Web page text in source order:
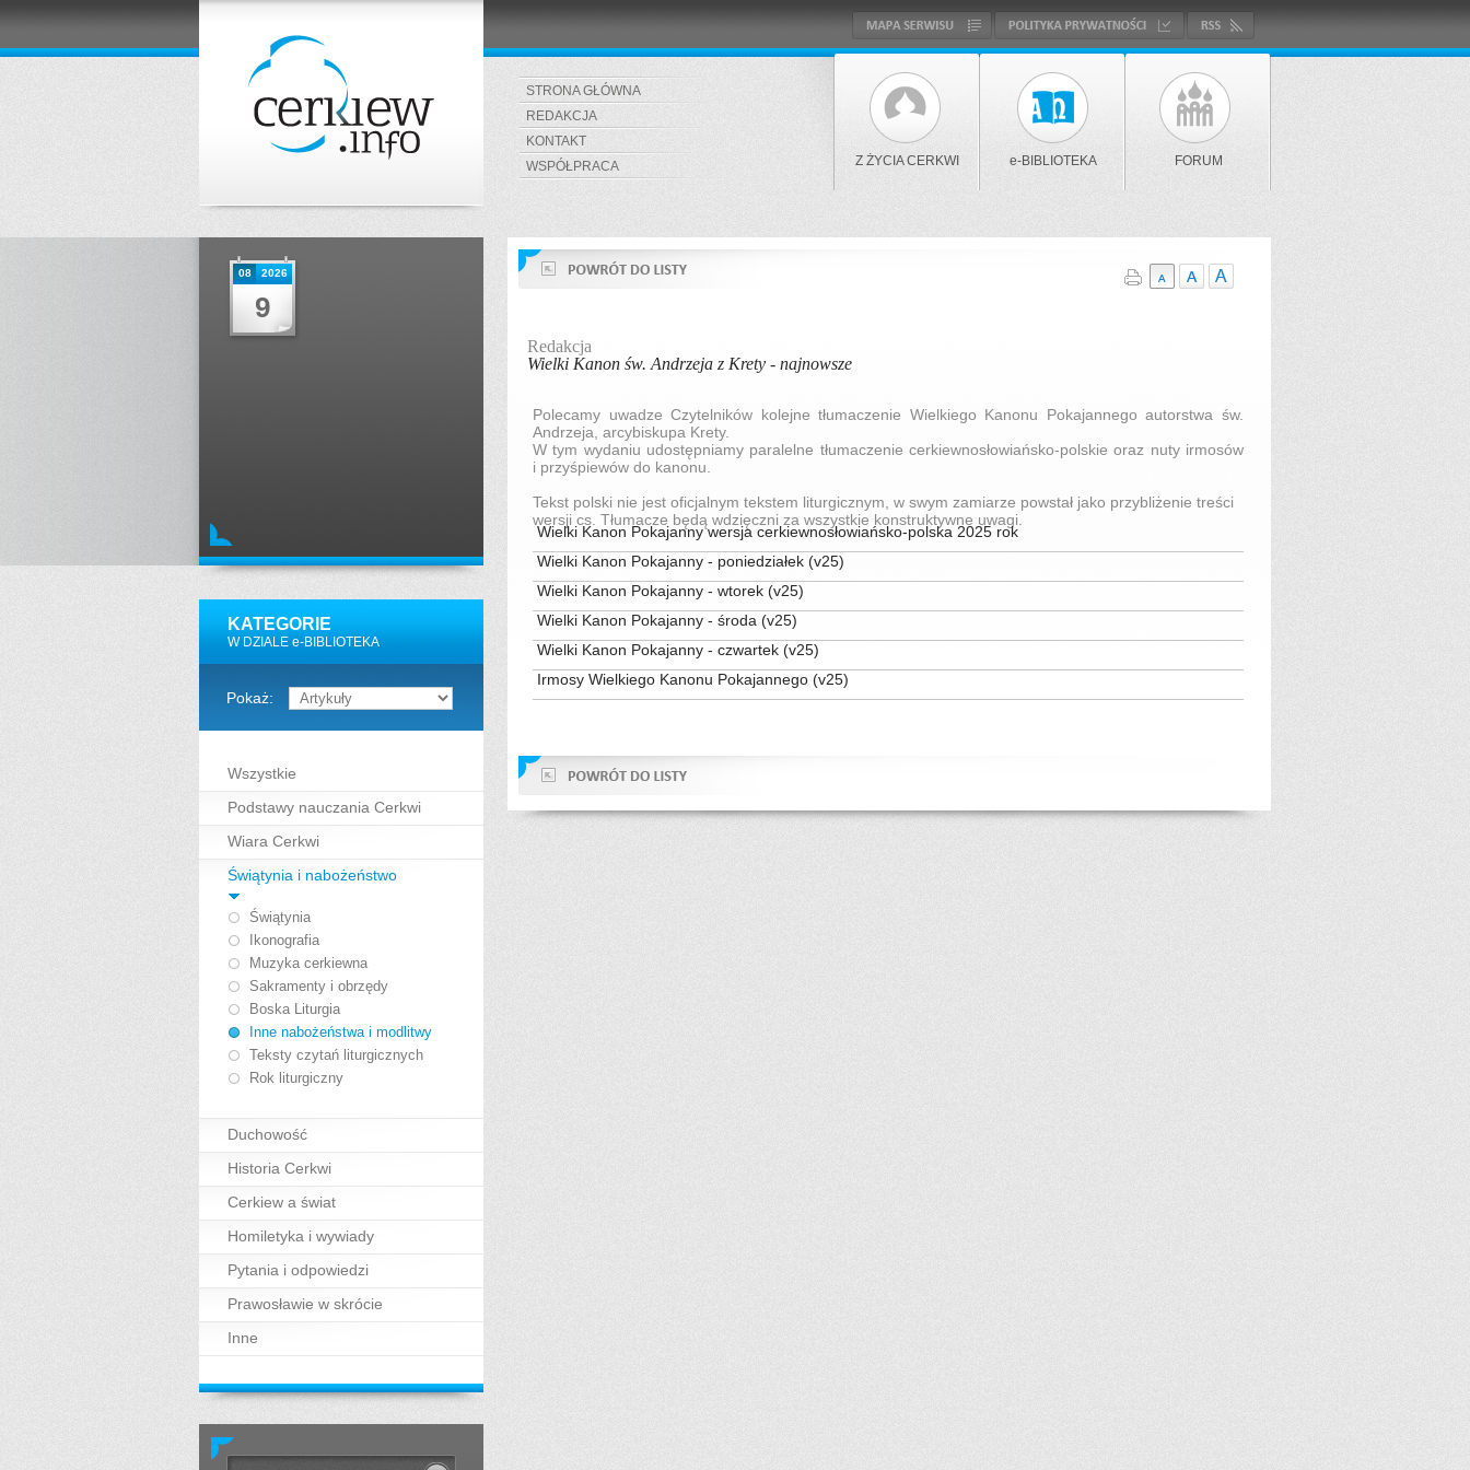
STRONA GŁÓWNA
REDAKCJA
KONTAKT
WSPÓŁPRACA
FORUM
e-BIBLIOTEKA
Z ŻYCIA CERKWI
08 2026
9
KATEGORIE
W DZIALE e-BIBLIOTEKA
Pokaż:
Wszystkie
Podstawy nauczania Cerkwi
Wiara Cerkwi
Świątynia i nabożeństwo
Świątynia
Ikonografia
Muzyka cerkiewna
Sakramenty i obrzędy
Boska Liturgia
Inne nabożeństwa i modlitwy
Teksty czytań liturgicznych
Rok liturgiczny
Duchowość
Historia Cerkwi
Cerkiew a świat
Homiletyka i wywiady
Pytania i odpowiedzi
Prawosławie w skrócie
Inne
Redakcja
Wielki Kanon św. Andrzeja z Krety - najnowsze
Polecamy uwadze Czytelników kolejne tłumaczenie Wielkiego Kanonu Pokajannego autorstwa św.
Andrzeja, arcybiskupa Krety.
W tym wydaniu udostępniamy paralelne tłumaczenie cerkiewnosłowiańsko-polskie oraz nuty irmosów
i przyśpiewów do kanonu.
Tekst polski nie jest oficjalnym tekstem liturgicznym, w swym zamiarze powstał jako przybliżenie treści
wersji cs. Tłumacze będą wdzięczni za wszystkie konstruktywne uwagi.
Wielki Kanon Pokajanny wersja cerkiewnosłowiańsko-polska 2025 rok
Wielki Kanon Pokajanny - poniedziałek (v25)
Wielki Kanon Pokajanny - wtorek (v25)
Wielki Kanon Pokajanny - środa (v25)
Wielki Kanon Pokajanny - czwartek (v25)
Irmosy Wielkiego Kanonu Pokajannego (v25)